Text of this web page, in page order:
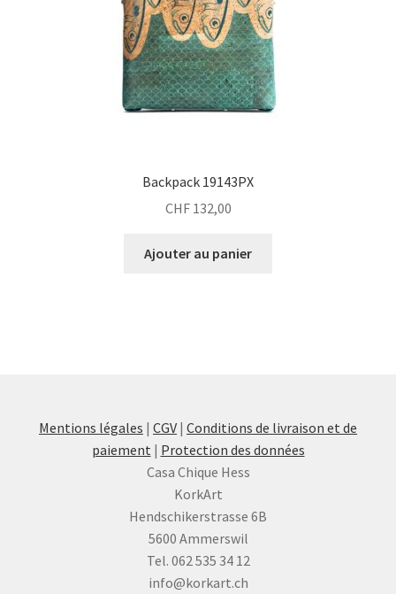
Backpack 19143PX
CHF132,00
Ajouter au panier
Mentions légales | CGV | Conditions de livraison et de
paiement | Protection des données
Casa Chique Hess
KorkArt
Hendschikerstrasse 6B
5600 Ammerswil
Tel. 062 535 34 12
info@korkart.ch